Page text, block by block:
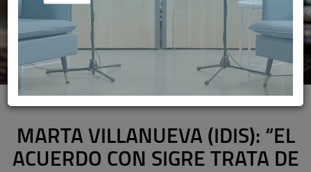
MARTA VILLANUEVA (IDIS): “EL
ACUERDO CON SIGRE TRATA DE